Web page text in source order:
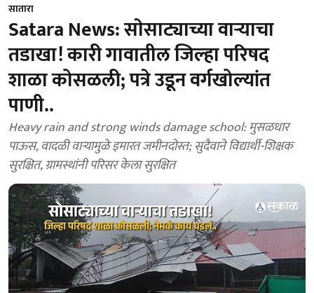
सातारा
Satara News: साेसाट्याच्या वाऱ्याचा
तडाखा! कारी गावातील जिल्हा परिषद
शाळा कोसळली; पत्रे उडून वर्गखोल्यांत
पाणी..
Heavy rain and strong winds damage school: मुसळधार
पाऊस, वादळी वाऱ्यामुळे इमारत जमीनदोस्त; सुदैवाने विद्यार्थी-शिक्षक
सुरक्षित, ग्रामस्थांनी परिसर केला सुरक्षित